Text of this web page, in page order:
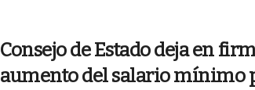
Consejo de Estado deja en
aumento del salario mínimo